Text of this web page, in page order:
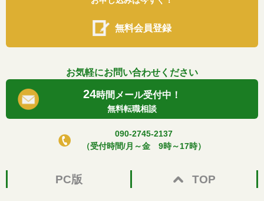
無料会員登録
お気軽にお問い合わせください
24時間メール受付中！
無料転職相談
090-2745-2137
（受付時間/月～金 9時～17時）
PC版 TOP